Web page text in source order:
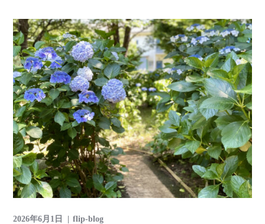
2026年6月1日 flip-blog